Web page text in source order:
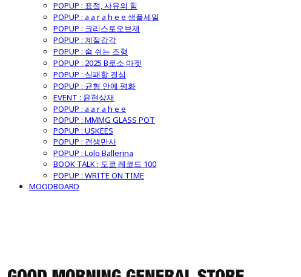
POPUP : 표절, 사유의 힘
POPUP : a a r a h e e 샘플세일
POPUP : 크리스토오브제
POPUP : 계절감각
POPUP : 숨 쉬는 조형
POPUP : 2025 B로소 마켓
POPUP : 실패할 결심
POPUP : 균형 안에 평화
EVENT : 윤현상재
POPUP : a a r a h e e
POPUP : MMMG GLASS POT
POPUP : USKEES
POPUP : 견생만사
POPUP : Lolo Ballerina
BOOK TALK : 도쿄 레코드 100
POPUP : WRITE ON TIME
MOODBOARD